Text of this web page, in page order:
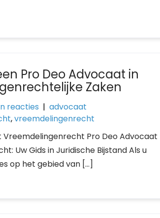
Pro Deo Advocaat in
Zaken
reacties |advocaat
,vreemdelingenrecht
Vreemdelingenrecht Pro Deo Advocaat
Uw Gids in Juridische Bijstand Als u
op het gebied van […]